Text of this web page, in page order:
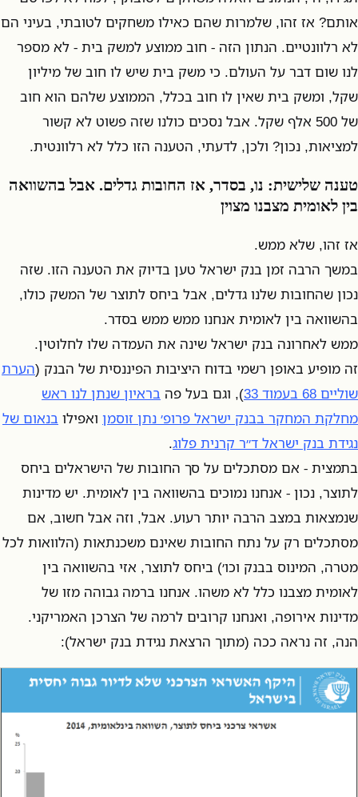
אותם? אז זהו, שלמרות שהם כאילו משחקים לטובתי, בעיני הם
לא רלוונטיים. הנתון הזה - חוב ממוצע למשק בית - לא מספר
לנו שום דבר על העולם. כי משק בית שיש לו חוב של מיליון
שקל, ומשק בית שאין לו חוב בכלל, הממוצע שלהם הוא חוב
של 500 אלף שקל. אבל נסכים כולנו שזה פשוט לא קשור
למציאות, נכון? ולכן, לדעתי, הטענה הזו כלל לא רלוונטית.
טענה שלישית: נו, בסדר, אז החובות גדלים. אבל בהשוואה
בין לאומית מצבנו מצוין
אז זהו, שלא ממש.
במשך הרבה זמן בנק ישראל טען בדיוק את הטענה הזו. שזה
נכון שהחובות שלנו גדלים, אבל ביחס לתוצר של המשק כולו,
בהשוואה בין לאומית אנחנו ממש ממש בסדר.
ממש לאחרונה בנק ישראל שינה את העמדה שלו לחלוטין.
זה מופיע באופן רשמי בדוח היציבות הפיננסית של הבנק (הערת
שוליים 68 בעמוד 33
), וגם בעל פה בראיון שנתן לנו ראש
מחלקת המחקר בבנק ישראל פרופ׳ נתן זוסמן ואפילו בנאום של
נגידת בנק ישראל ד״ר קרנית פלוג.
בתמצית - אם מסתכלים על סך החובות של הישראלים ביחס
לתוצר, נכון - אנחנו נמוכים בהשוואה בין לאומית. יש מדינות
שנמצאות במצב הרבה יותר רעוע. אבל, וזה אבל חשוב, אם
מסתכלים רק על נתח החובות שאינם משכנתאות (הלוואות לכל
מטרה, המינוס בבנק וכו׳) ביחס לתוצר, אזי בהשוואה בין
לאומית מצבנו כלל לא משהו. אנחנו ברמה גבוהה מזו של
מדינות אירופה, ואנחנו קרובים לרמה של הצרכן האמריקני.
הנה, זה נראה ככה (מתוך הרצאת נגידת בנק ישראל):